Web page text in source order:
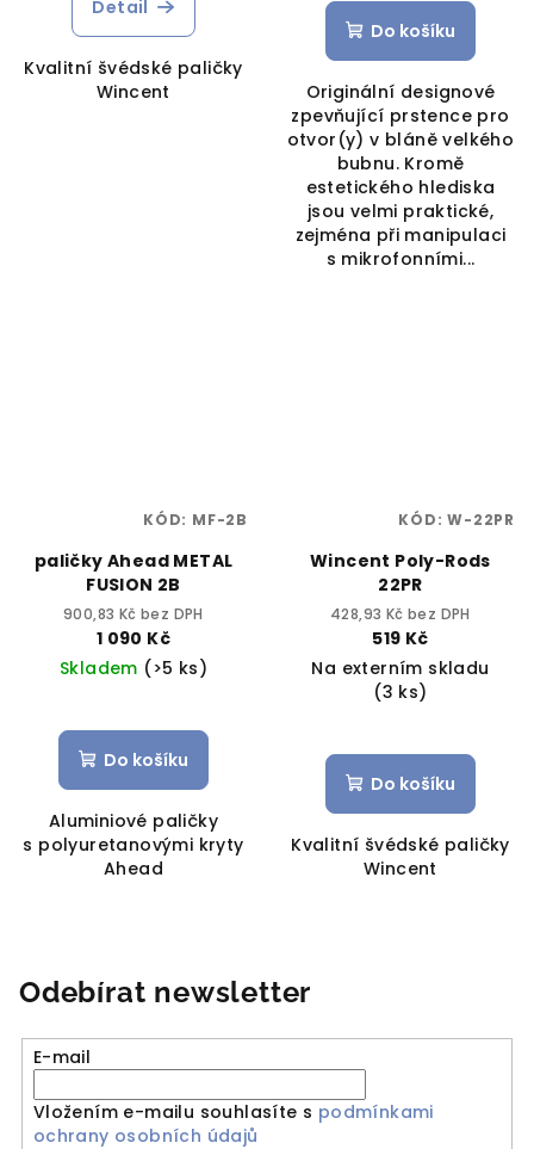
Detail
Kvalitní švédské paličky
Wincent
Do košíku
Originální designové
zpevňující prstence pro
otvor(y) v bláně velkého
bubnu. Kromě
estetického hlediska
jsou velmi praktické,
zejména při manipulaci
s mikrofonními...
paličky Ahead METAL
FUSION 2B
900,83 Kč bez DPH
1 090 Kč
Skladem (>5 ks)
Do košíku
Aluminiové paličky
s polyuretanovými kryty
Ahead
KÓD: MF-2B
Wincent Poly-Rods
22PR
428,93 Kč bez DPH
519 Kč
Na externím skladu
(3 ks)
Do košíku
Kvalitní švédské paličky
Wincent
KÓD:W-22PR
Odebírat newsletter
E-mail
Vložením e-mailu souhlasíte s podmínkami
ochrany osobních údajů